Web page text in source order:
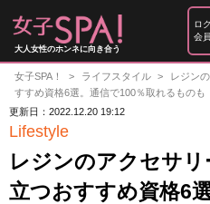
大人女性のホンネに向き合う
ロ
会
女子SPA！ ライフスタイル
レジン
すすめ資格6選。通信で100％取れるものも
更新日：2022.12.20 19:12
Lifestyle
レジンのアクセサ
立つおすすめ資格6